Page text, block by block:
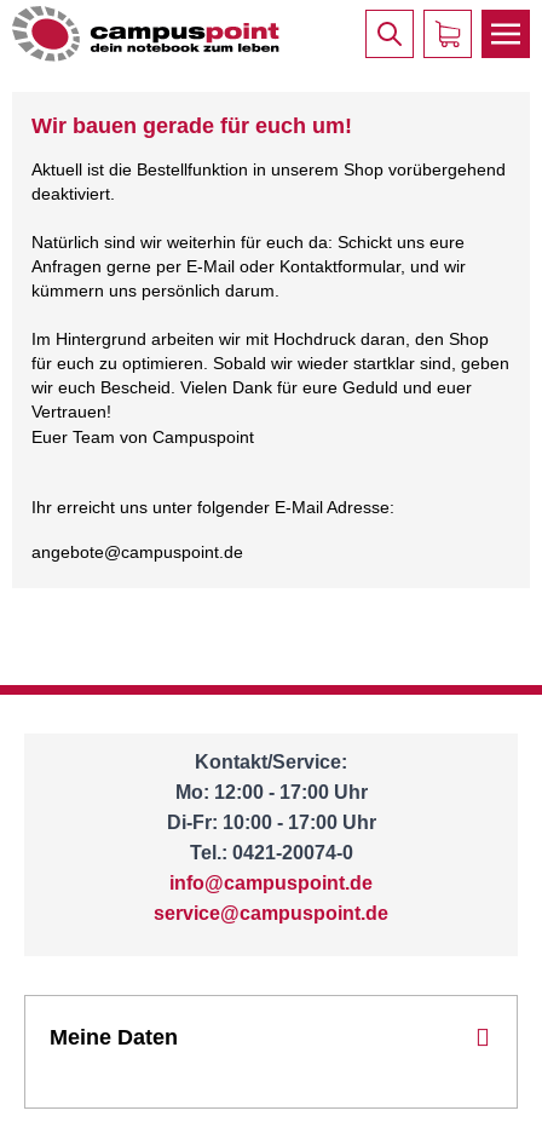
Wir bauen gerade für euch um!
Aktuell ist die Bestellfunktion in unserem Shop vorübergehend
deaktiviert.
Natürlich sind wir weiterhin für euch da: Schickt uns eure
Anfragen gerne per E-Mail oder Kontaktformular, und wir
kümmern uns persönlich darum.
Im Hintergrund arbeiten wir mit Hochdruck daran, den Shop
für euch zu optimieren. Sobald wir wieder startklar sind, geben
wir euch Bescheid. Vielen Dank für eure Geduld und euer
Vertrauen!
Euer Team von Campuspoint
Ihr erreicht uns unter folgender E-Mail Adresse:
angebote@campuspoint.de
Kontakt/Service:
Mo: 12:00 - 17:00 Uhr
Di-Fr: 10:00 - 17:00 Uhr
Tel.: 0421-20074-0
info@campuspoint.de
service@campuspoint.de
Meine Daten